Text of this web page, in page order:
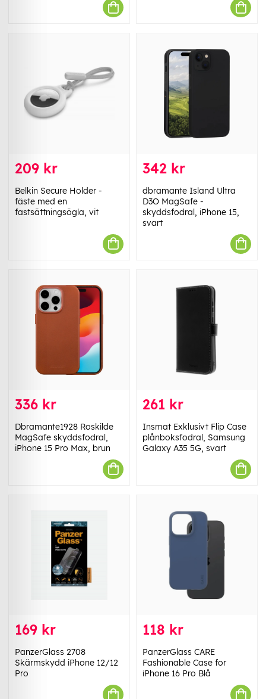
209 kr
Belkin Secure Holder -
fäste med en
fastsättningsögla, vit
342 kr
dbramante Island Ultra
D3O MagSafe -
skyddsfodral, iPhone 15,
svart
336 kr
Dbramante1928 Roskilde
MagSafe skyddsfodral,
iPhone 15 Pro Max, brun
261 kr
Insmat Exklusivt Flip Case
plånboksfodral, Samsung
Galaxy A35 5G, svart
169 kr
PanzerGlass 2708
Skärmskydd iPhone 12/12
Pro
118 kr
PanzerGlass CARE
Fashionable Case for
iPhone 16 Pro Blå